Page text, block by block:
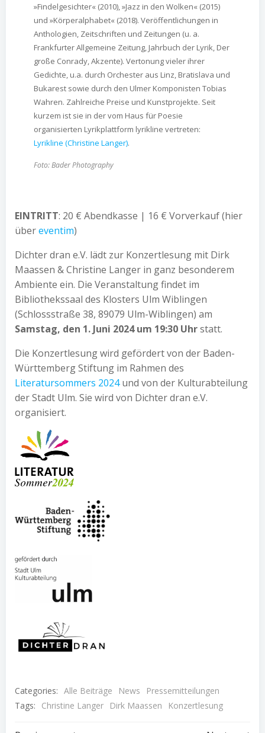
»Findelgesichter« (2010), »Jazz in den Wolken« (2015)
und »Körperalphabet« (2018). Veröffentlichungen in
Anthologien, Zeitschriften und Zeitungen (u. a.
Frankfurter Allgemeine Zeitung, Jahrbuch der Lyrik, Der
große Conrady, Akzente). Vertonung vieler ihrer
Gedichte, u.a. durch Orchester aus Linz, Bratislava und
Bukarest sowie durch den Ulmer Komponisten Tobias
Wahren. Zahlreiche Preise und Kunstprojekte. Seit
kurzem ist sie in der vom Haus für Poesie
organisierten Lyrikplattform lyrikline vertreten:
Lyrikline (Christine Langer).
Foto: Bader Photography
EINTRITT: 20 € Abendkasse | 16 € Vorverkauf (hier
übereventim)
Dichter dran e.V. lädt zur Konzertlesung mit Dirk
Maassen & Christine Langer in ganz besonderem
Ambiente ein. Die Veranstaltung findet im
Bibliothekssaal des Klosters Ulm Wiblingen
(Schlossstraße 38, 89079 Ulm-Wiblingen) am
Samstag, den 1. Juni 2024 um 19:30 Uhrstatt.
Die Konzertlesung wird gefördert von der Baden-
Württemberg Stiftung im Rahmen des
Literatursommers 2024und von der Kulturabteilung
der Stadt Ulm. Sie wird von Dichter dran e.V.
organisiert.
Categories: Alle Beiträge News
Pressemitteilungen
Tags:
Christine Langer Dirk Maassen Konzertlesung